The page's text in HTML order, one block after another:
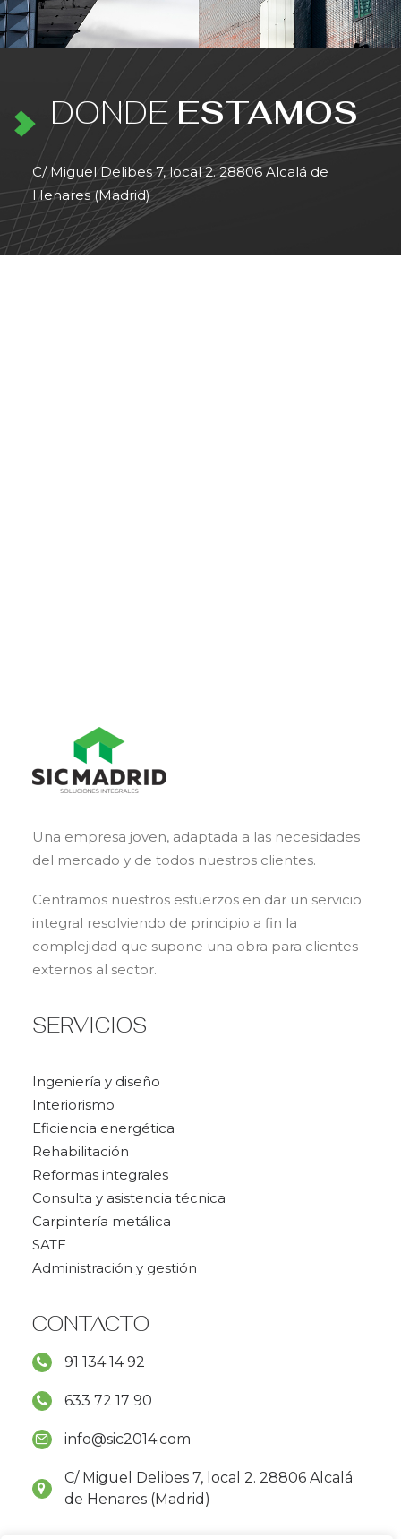
DONDE ESTAMOS
C/ Miguel Delibes 7, local 2. 28806 Alcalá de
Henares (Madrid)
Una empresa joven, adaptada a las necesidades
del mercado y de todos nuestros clientes.
Centramos nuestros esfuerzos en dar un servicio
integral resolviendo de principio a fin la
complejidad que supone una obra para clientes
externos al sector.
SERVICIOS
Ingeniería y diseño
Interiorismo
Eficiencia energética
Rehabilitación
Reformas integrales
Consulta y asistencia técnica
Carpintería metálica
SATE
Administración y gestión
CONTACTO
91 134 14 92
633 72 17 90
info@sic2014.com
C/ Miguel Delibes 7, local 2. 28806 Alcalá
de Henares (Madrid)